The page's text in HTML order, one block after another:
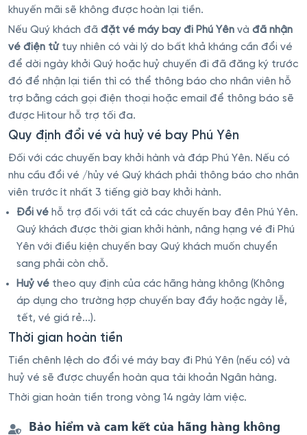
khuyến mãi sẽ không được hoàn lại tiền.
Nếu Quý khách đã đặt vé máy bay đi Phú Yên và đã nhận
vé điện tửtuy nhiên có vài lý do bất khả kháng cần đổi vé
để dời ngày khởi Quý hoặc huỷ chuyến đi đã đăng ký trước
đó để nhận lại tiền thì có thể thông báo cho nhân viên hỗ
trợ bằng cách gọi điện thoại hoặc email để thông báo sẽ
được Hitour hỗ trợ tối đa.
Quy định đổi vé và huỷ vé bay Phú Yên
Đối với các chuyến bay khởi hành và đáp Phú Yên. Nếu có
nhu cầu đổi vé /hủy vé Quý khách phải thông báo cho nhân
viên trước ít nhất 3 tiếng giờ bay khởi hành.
Đổi vé hỗ trợ đối với tất cả các chuyến bay đên Phú Yên.
Quý khách được thời gian khởi hành, nâng hạng vé đi Phú
Yên với điều kiện chuyến bay Quý khách muốn chuyển
sang phải còn chỗ.
Huỷ vé theo quy định của các hãng hàng không (Không
áp dụng cho trường hợp chuyến bay đầy hoặc ngày lễ,
tết, vé giá rẻ...).
Thời gian hoàn tiền
Tiền chênh lệch do đổi vé máy bay đi Phú Yên (nếu có) và
huỷ vé sẽ được chuyển hoàn qua tài khoản Ngân hàng.
Thời gian hoàn tiền trong vòng 14 ngày làm việc.
Bảo hiểm và cam kết của hãng hàng không